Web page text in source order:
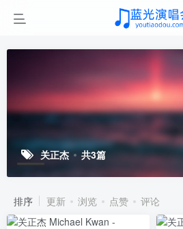
关正杰 共3篇
排序 更新 浏览 点赞 评论